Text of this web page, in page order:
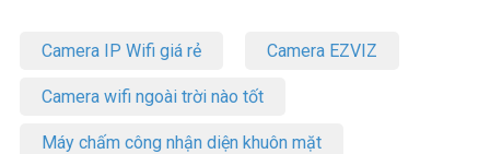
Camera IP Wifi giá rẻ Camera EZVIZ
Camera wifi ngoài trời nào tốt
Máy chấm công nhận diện khuôn mặt